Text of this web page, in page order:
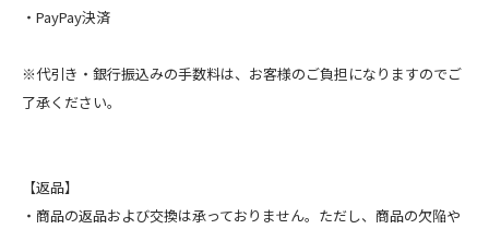
・PayPay決済
※代引き・銀行振込みの手数料は、お客様のご負担になりますのでご
了承ください。
【返品】
・商品の返品および交換は承っておりません。ただし、商品の欠陥や